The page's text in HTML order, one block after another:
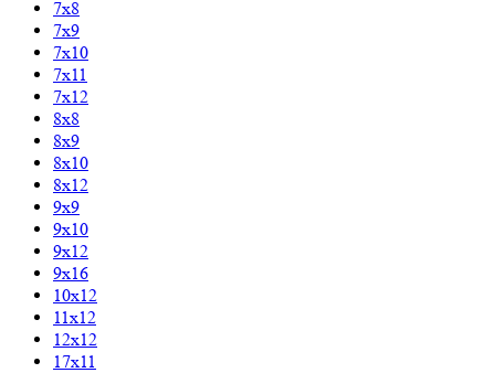
7х8
7х9
7х10
7х11
7х12
8х8
8х9
8х10
8х12
9х9
9х10
9х12
9х16
10х12
11х12
12х12
17х11